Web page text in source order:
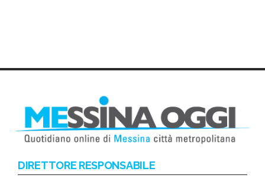
DIRETTORE RESPONSABILE